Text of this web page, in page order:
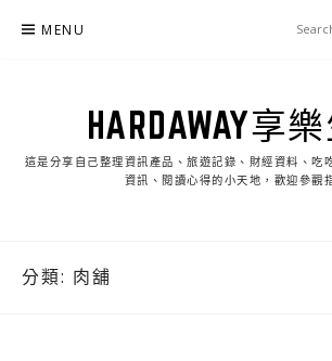
MENU
HARDAWAY享
這是分享自己整理資訊產品、旅遊記錄、財經資料、吃
資訊、閱讀心得的小天地，歡迎參觀
分類: 肉舖